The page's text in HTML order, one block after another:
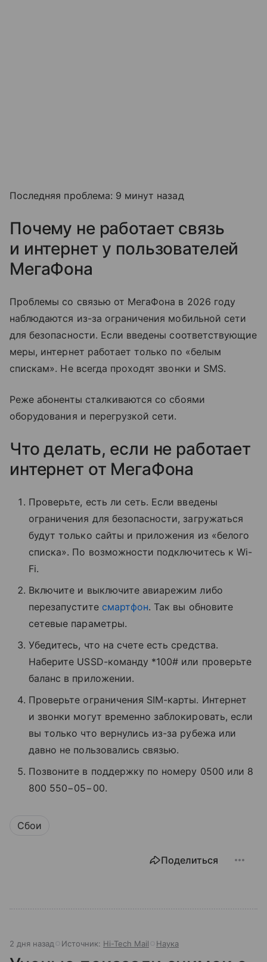
Последняя проблема: 9 минут назад
Почему не работает связь
и интернет у пользователей
МегаФона
Проблемы со связью от МегаФона в 2026 году
наблюдаются из-за ограничения мобильной сети
для безопасности. Если введены соответствующие
меры, интернет работает только по «белым
спискам». Не всегда проходят звонки и SMS.
Реже абоненты сталкиваются со сбоями
оборудования и перегрузкой сети.
Что делать, если не работает
интернет от МегаФона
Проверьте, есть ли сеть. Если введены
ограничения для безопасности, загружаться
будут только сайты и приложения из «белого
списка». По возможности подключитесь к Wi-
Fi.
Включите и выключите авиарежим либо
перезапустите смартфон. Так вы обновите
сетевые параметры.
Убедитесь, что на счете есть средства.
Наберите USSD-команду *100# или проверьте
баланс в приложении.
Проверьте ограничения SIM-карты. Интернет
и звонки могут временно заблокировать, если
вы только что вернулись из-за рубежа или
давно не пользовались связью.
Позвоните в поддержку по номеру 0500 или 8
800 550−05−00.
Сбои
Поделиться
2 дня назад Источник: Hi-Tech Mail Наука